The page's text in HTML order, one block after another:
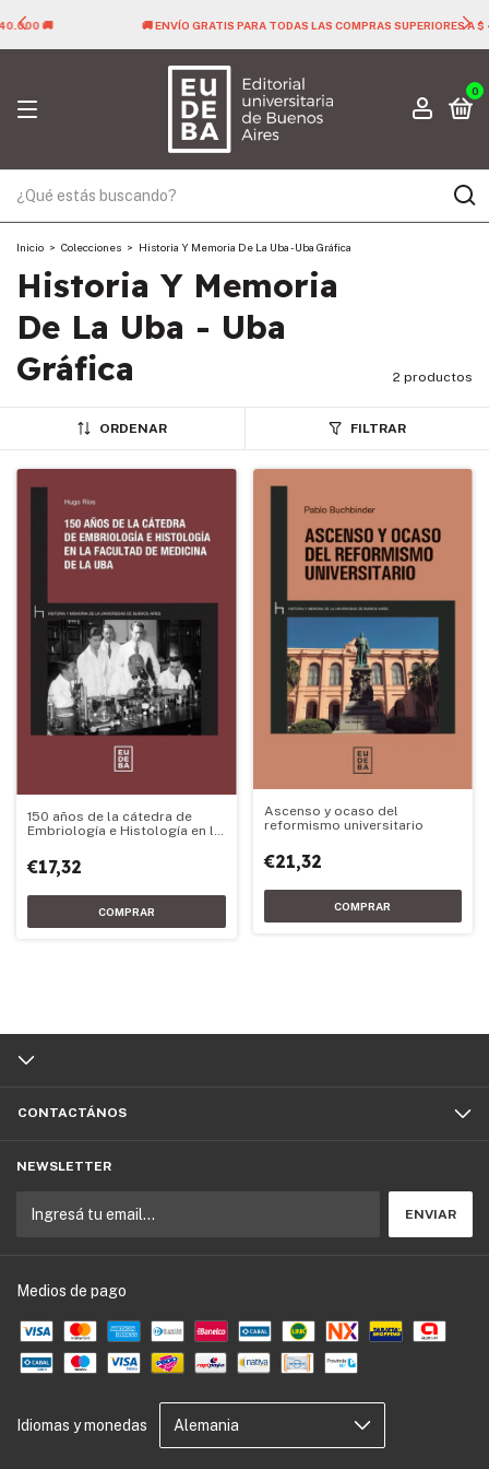
🚚 ENVÍO GRATIS PARA TODAS LAS COMPRAS SUPERIORES A $ 40.000 🚚
0
Inicio > Colecciones > Historia Y Memoria De La Uba - Uba Gráfica
Historia Y Memoria
De La Uba - Uba
Gráfica
2 productos
ORDENAR FILTRAR
150 años de la cátedra de
Embriología e Histología en la
UBA
€17,32
Ascenso y ocaso del
reformismo universitario
€21,32
CONTACTÁNOS
NEWSLETTER
Medios de pago
Idiomas y monedas